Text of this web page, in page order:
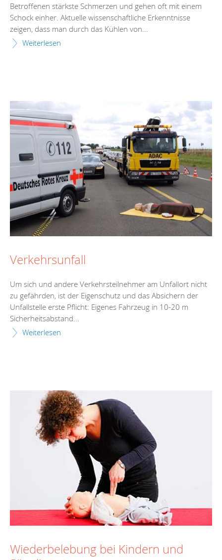
Betroffenen stärkste Schmerzen und gehen oft mit einem
Schock einher. Aktuelle wissenschaftliche Erkenntnisse
zeigen, dass man durch das Kühlen von...
Weiterlesen
Verkehrsunfall
Um sich und andere Verkehrsteilnehmer am Unfallort nicht
zu gefährden, ist der Eigenschutz und das Absichern der
Unfallstelle erste Pflicht: Eigenes Fahrzeug in 10-20 m
Sicherheitsabstand...
Weiterlesen
Wiederbelebung bei Kindern und